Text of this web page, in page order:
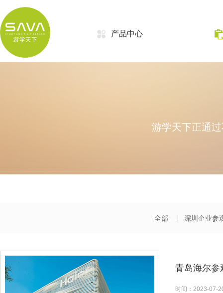
产品中心
游学天下正通
全部 深圳企业参
青岛海尔参
时间： 2023-07-